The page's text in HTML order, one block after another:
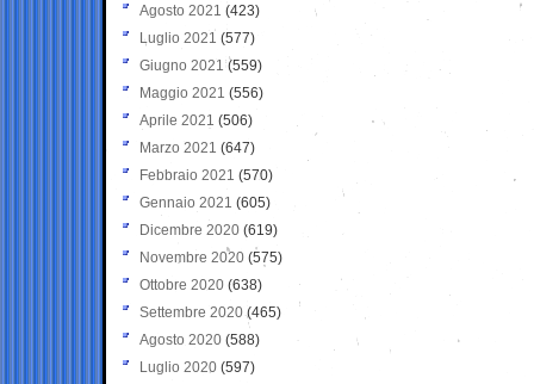
Agosto 2021 (423)
Luglio 2021 (577)
Giugno 2021(559)
Maggio 2021 (556)
Aprile 2021 (506)
Marzo 2021 (647)
Febbraio 2021 (570)
Gennaio 2021 (605)
Dicembre 2020 (619)
Novembre 2020 (575)
Ottobre 2020 (638)
Settembre 2020(465)
Agosto 2020 (588)
Luglio 2020 (597)